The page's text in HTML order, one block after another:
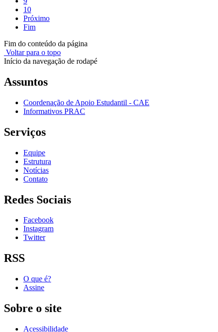
10
Próximo
Fim
Fim do conteúdo da página
Voltar para o topo
Início da navegação de rodapé
Assuntos
Coordenação de Apoio Estudantil - CAE
Informativos PRAC
Serviços
Equipe
Estrutura
Notícias
Contato
Redes Sociais
Facebook
Instagram
Twitter
RSS
O que é?
Assine
Sobre o site
Acessibilidade